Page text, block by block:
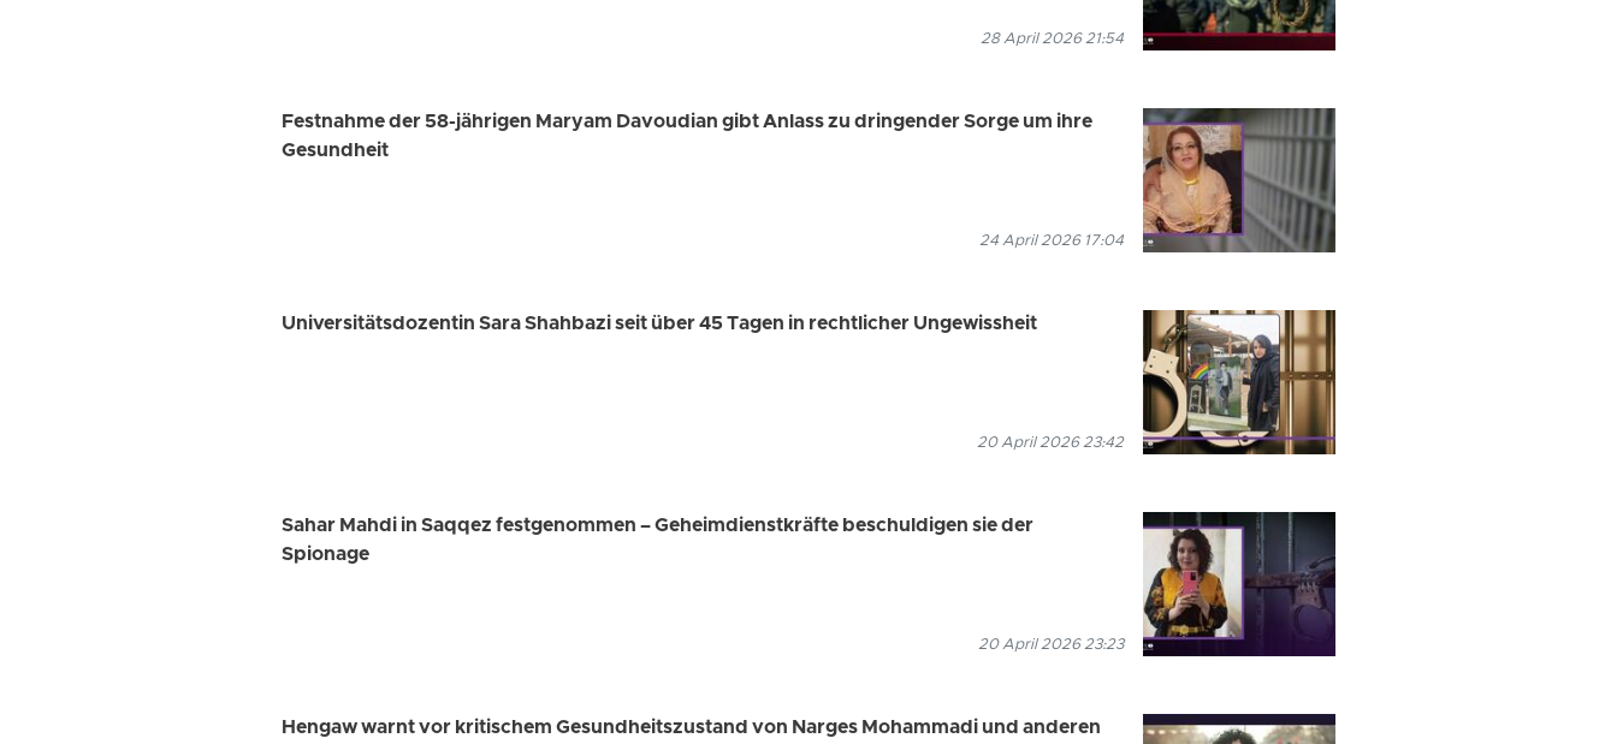
28 April 2026 21:54
Festnahme der 58-jährigen Maryam Davoudian gibt Anlass zu dringender Sorge um ihre
Gesundheit
24 April 2026 17:04
Universitätsdozentin Sara Shahbazi seit über 45 Tagen in rechtlicher Ungewissheit
20 April 2026 23:42
Sahar Mahdi in Saqqez festgenommen – Geheimdienstkräfte beschuldigen sie der
Spionage
20 April 2026 23:23
Hengaw warnt vor kritischem Gesundheitszustand von Narges Mohammadi und anderen